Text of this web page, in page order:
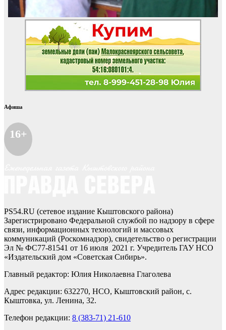
Афиша
16+
PS54.RU (сетевое издание Кыштовского района)
Зарегистрировано Федеральной службой по надзору в сфере
связи, информационных технологий и массовых
коммуникаций (Роскомнадзор), свидетельство о регистрации
Эл № ФС77-81541 от 16 июля 2021 г. Учредитель ГАУ НСО
«Издательский дом «Советская Сибирь».
Главный редактор: Юлия Николаевна Глаголева
Адрес редакции: 632270, НСО, Кыштовский район, с.
Кыштовка, ул. Ленина, 32.
Телефон редакции: 8 (383-71) 21-610